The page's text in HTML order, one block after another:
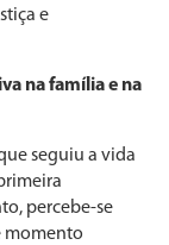
e
na família e na
seguiu a vida
percebe-se
momento